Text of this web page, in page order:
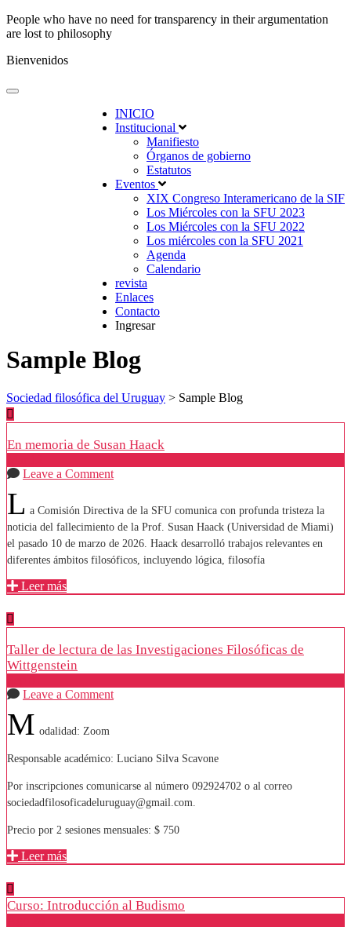
People who have no need for transparency in their argumentation
are lost to philosophy
Bienvenidos
INICIO
Institucional
Manifiesto
Órganos de gobierno
Estatutos
Eventos
XIX Congreso Interamericano de la SIF
Los Miércoles con la SFU 2023
Los Miércoles con la SFU 2022
Los miércoles con la SFU 2021
Agenda
Calendario
revista
Enlaces
Contacto
Ingresar
Sample Blog
Sociedad filosófica del Uruguay > Sample Blog
En memoria de Susan Haack
Leave a Comment
L a Comisión Directiva de la SFU comunica con profunda tristeza la
noticia del fallecimiento de la Prof. Susan Haack (Universidad de Miami)
el pasado 10 de marzo de 2026. Haack desarrolló trabajos relevantes en
diferentes ámbitos filosóficos, incluyendo lógica, filosofía
Leer más
Taller de lectura de las Investigaciones Filosóficas de
Wittgenstein
Leave a Comment
M odalidad: Zoom
Responsable académico: Luciano Silva Scavone
Por inscripciones comunicarse al número 092924702 o al correo
sociedadfilosoficadeluruguay@gmail.com.
Precio por 2 sesiones mensuales: $ 750
Leer más
Curso: Introducción al Budismo